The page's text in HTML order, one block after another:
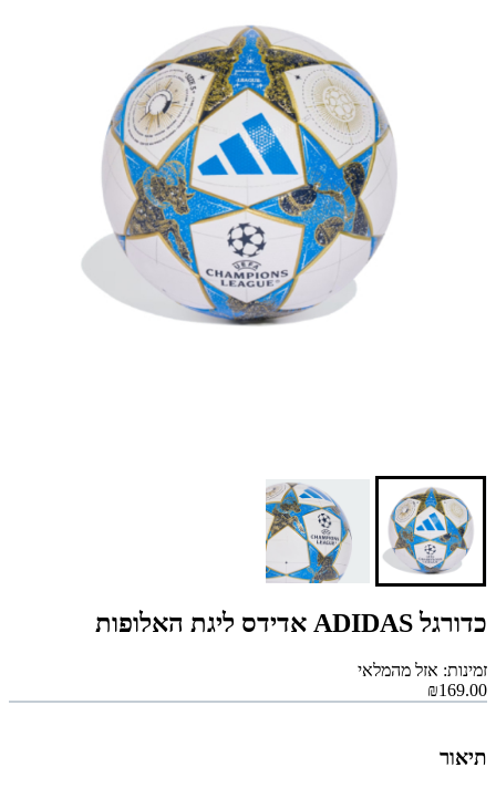
כדורגל ADIDAS אדידס ליגת האלופות
זמינות: אזל מהמלאי
₪169.00
תיאור